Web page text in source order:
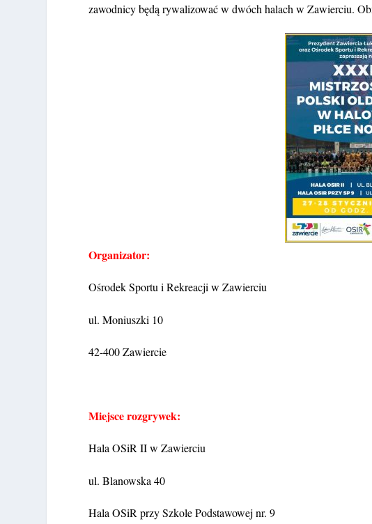
zawodnicy będą rywalizować w dwóch halach w Zawierciu.
Organizator:
Ośrodek Sportu i Rekreacji w Zawierciu
ul. Moniuszki 10
42-400 Zawiercie
Miejsce rozgrywek:
Hala OSiR II w Zawierciu
ul. Blanowska 40
Hala OSiR przy Szkole Podstawowej nr. 9